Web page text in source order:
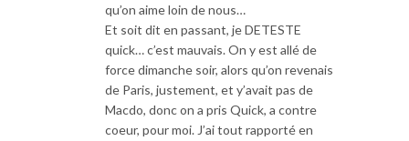
qu’on aime loin de nous…
Et soit dit en passant, je DETESTE
quick… c’est mauvais. On y est allé de
force dimanche soir, alors qu’on revenais
de Paris, justement, et y’avait pas de
Macdo, donc on a pris Quick, a contre
coeur, pour moi. J’ai tout rapporté en